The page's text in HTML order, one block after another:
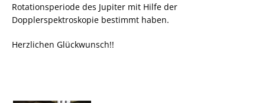
Rotationsperiode des Jupiter mit Hilfe der
Dopplerspektroskopie bestimmt haben.
Herzlichen Glückwunsch!!